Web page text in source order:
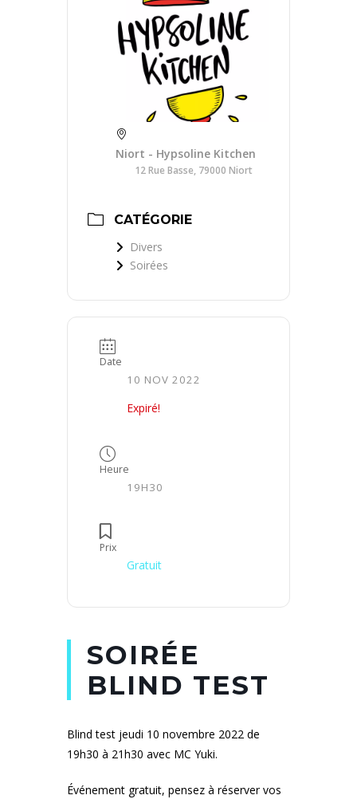
Niort - Hypsoline Kitchen
12 Rue Basse, 79000 Niort
CATÉGORIE
Divers
Soirées
Date
10 NOV 2022
Expiré!
Heure
19H30
Prix
Gratuit
SOIRÉE
BLIND TEST
Blind test jeudi 10 novembre 2022 de
19h30 à 21h30 avec MC Yuki.
Événement gratuit, pensez à réserver vos